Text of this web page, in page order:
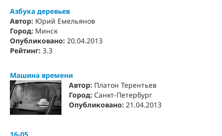
Азбука деревьев
Автор: Юрий Емельянов
Город: Минск
Опубликовано: 20.04.2013
Рейтинг: 3.3
Машина времени
Автор: Платон Терентьев
Город:Санкт-Петербург
Опубликовано:21.04.2013
16-05